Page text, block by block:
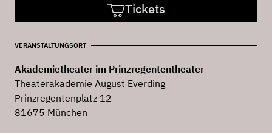
Tickets
VERANSTALTUNGSORT
Akademietheater im Prinzregententheater
Theaterakademie August Everding
Prinzregentenplatz 12
81675 München